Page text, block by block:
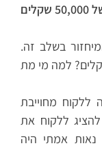
בשלב זה.
ללקוח מחוייבת
ללקוח את
נאות אמתי היה